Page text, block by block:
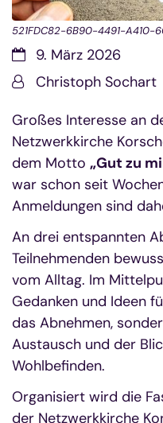
521FDC82-6B90-4491-A410-
Datum:9. März 2026
Von:Christoph Sochart
Großes Interesse an
Netzwerkkirche
dem Motto „Gut zu
war schon seit
Anmeldungen sind
An drei entspannten
Teilnehmenden
vom Alltag. Im
Gedanken und Ideen
das Abnehmen,
Austausch und der
Wohlbefinden.
Organisiert wird die
der Netzwerkkirche